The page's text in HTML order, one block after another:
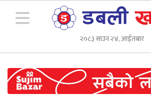
२०८३ साउन २४, आईतबार